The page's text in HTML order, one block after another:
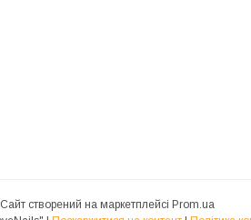
Сайт створений на маркетплейсі Prom.ua